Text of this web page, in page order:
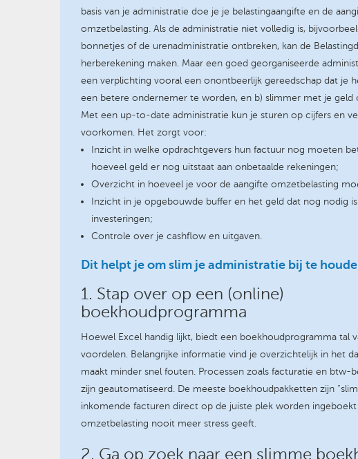
basis van je administratie doe je je belastingaangifte en de
omzetbelasting. Als de administratie niet volledig is,
bonnetjes of de urenadministratie ontbreken, kan de
herberekening maken. Maar een goed georganiseerde
een verplichting vooral een onontbeerlijk gereedschap dat je
een betere ondernemer te worden, en b) slimmer met je geld
Met een up-to-date administratie kun je sturen op cijfers en
voorkomen. Het zorgt voor:
Inzicht in welke opdrachtgevers hun factuur nog moeten
hoeveel geld er nog uitstaat aan onbetaalde rekeningen;
Overzicht in hoeveel je voor de aangifte omzetbelasting
Inzicht in je opgebouwde buffer en het geld dat nog nodig
investeringen;
Controle over je cashflow en uitgaven.
Dit helpt je om slim je administratie bij te
1. Stap over op een (online)
boekhoudprogramma
Hoewel Excel handig lijkt, biedt een boekhoudprogramma tal
voordelen. Belangrijke informatie vind je overzichtelijk in het
maakt minder snel fouten. Processen zoals facturatie en btw-
zijn geautomatiseerd. De meeste boekhoudpakketten zijn
inkomende facturen direct op de juiste plek worden ingeboekt
omzetbelasting nooit meer stress geeft.
2. Ga op zoek naar een slimme